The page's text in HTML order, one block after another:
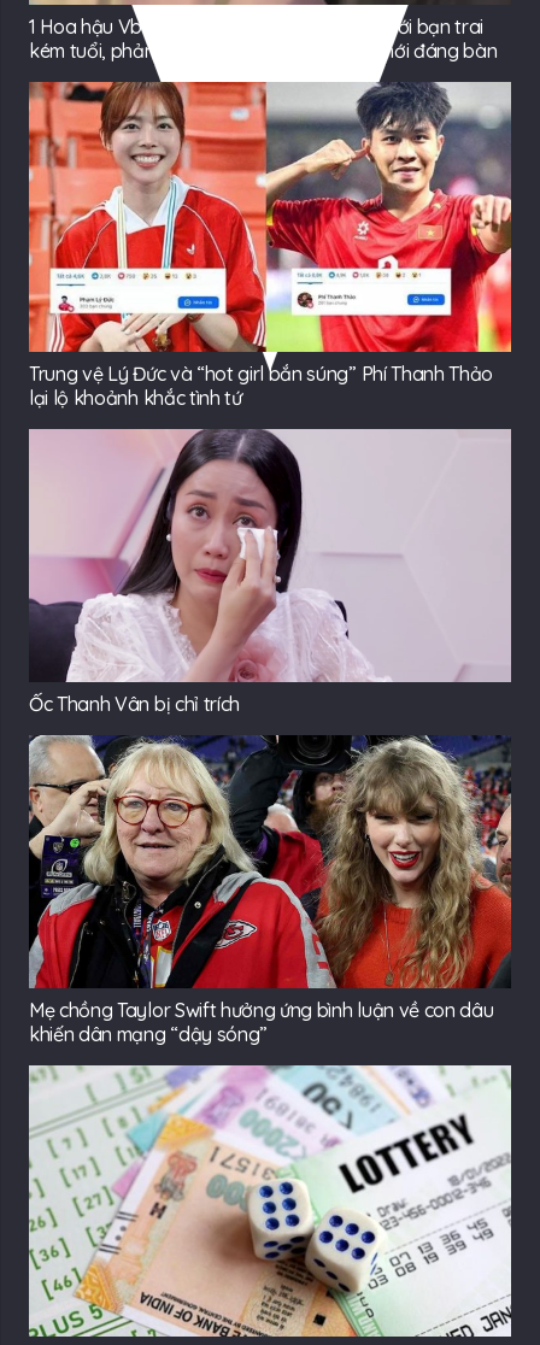
1 Hoa hậu Vbiz bị quay lén cảnh thân mật với bạn trai
kém tuổi, phản ứng khi phát hiện camera mới đáng bàn
Trung vệ Lý Đức và “hot girl bắn súng” Phí Thanh Thảo
lại lộ khoảnh khắc tình tứ
Ốc Thanh Vân bị chỉ trích
Mẹ chồng Taylor Swift hưởng ứng bình luận về con dâu
khiến dân mạng “dậy sóng”